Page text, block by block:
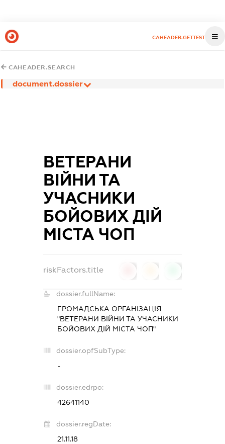
CAHEADER.GETTEST
CAHEADER.SEARCH
document.dossier
ВЕТЕРАНИ
ВІЙНИ ТА
УЧАСНИКИ
БОЙОВИХ ДІЙ
МІСТА ЧОП
riskFactors.title
dossier.fullName:
ГРОМАДСЬКА ОРГАНІЗАЦІЯ
"ВЕТЕРАНИ ВІЙНИ ТА УЧАСНИКИ
БОЙОВИХ ДІЙ МІСТА ЧОП"
dossier.opfSubType:
-
dossier.edrpo:
42641140
dossier.regDate:
21.11.18